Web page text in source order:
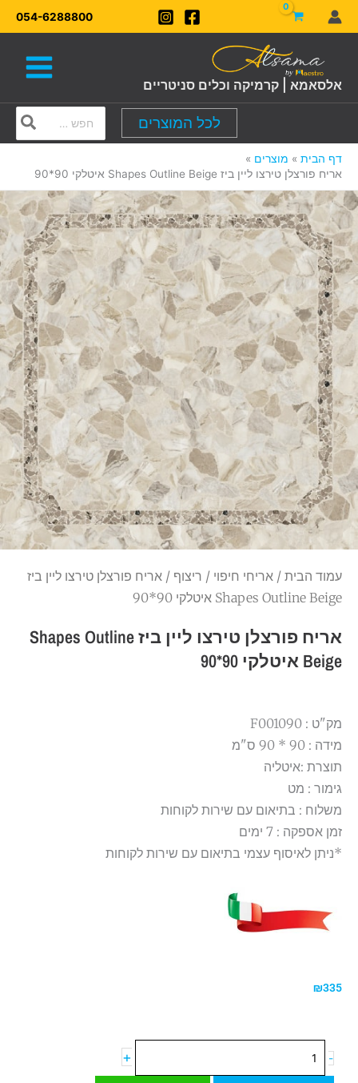
דילוג
לתוכן
054-6288800
אלסאמא | קרמיקה וכלים סניטריים
לכל המוצרים
for:
דף הבית
מוצרים
אריח פורצלן טירצו ליין ביז Shapes Outline Beige איטלקי 90*90
עמוד הבית / אריחי חיפוי / ריצוף / אריח פורצלן טירצו ליין ביז
Shapes Outline Beige איטלקי 90*90
אריח פורצלן טירצו ליין ביז Shapes Outline
Beige איטלקי 90*90
מק"ט : F001090
מידה : 90 * 90 ס"מ
תוצרת :איטליה
גימור : מט
משלוח : בתיאום עם שירות לקוחות
זמן אספקה : 7 ימים
*ניתן לאיסוף עצמי בתיאום עם שירות לקוחות
₪335
-
של
+